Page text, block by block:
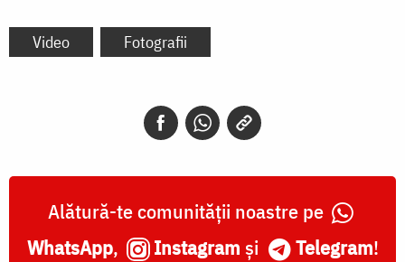
Video Fotografii
Alătură-te comunității noastre pe
WhatsApp, Instagram și Telegram!